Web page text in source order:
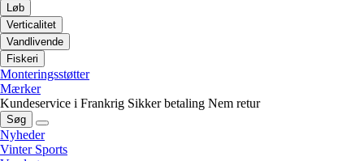
Løb
Verticalitet
Vandlivende
Fiskeri
Monteringsstøtter
Mærker
Kundeservice i Frankrig Sikker betaling Nem retur
Søg
Nyheder
Vinter Sports